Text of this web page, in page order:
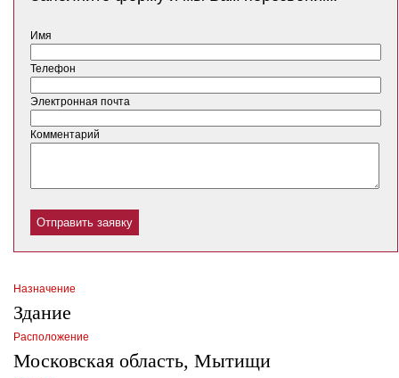
Имя
Телефон
Электронная почта
Комментарий
Назначение
Здание
Расположение
Московская область, Мытищи